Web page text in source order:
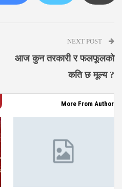
NEXT POST
आज कुन तरकारी र फलफूलको
कति छ मूल्य ?
More From Author